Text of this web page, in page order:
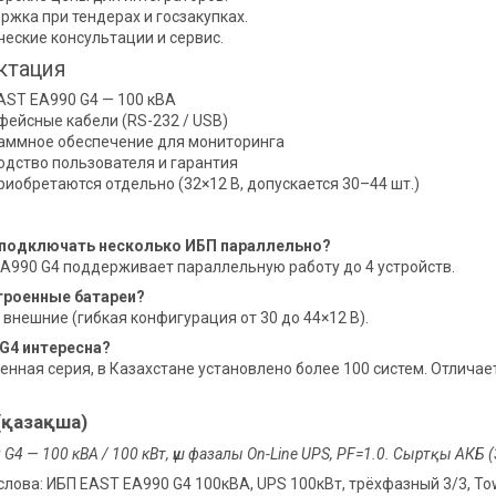
при тендерах и госзакупках.
консультации и сервис.
EA990 G4 — 100 кВА
кабели (RS-232 / USB)
обеспечение для мониторинга
пользователя и гарантия
отдельно (32×12 В, допускается 30–44 шт.)
несколько ИБП параллельно?
G4 поддерживает параллельную работу до 4 устройств.
батареи?
внешние (гибкая конфигурация от 30 до 44×12 В).
интересна?
серия, в Казахстане установлено более 100 систем.
G4 — 100 кВА / 100 кВт, үш фазалы On-Line UPS, PF=1.0. Сыртқы
ИБП EAST EA990 G4 100кВА, UPS 100кВт, трёхфазный 3/3,